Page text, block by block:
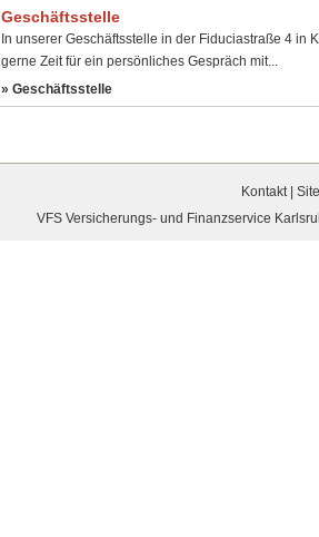
Geschäftsstelle
In unserer Geschäftsstelle in der Fiduciastraße 4 in
gerne Zeit für ein persönliches Gespräch mit...
» Geschäftsstelle
Kontakt|
VFS Versicherungs- und Finanzservice